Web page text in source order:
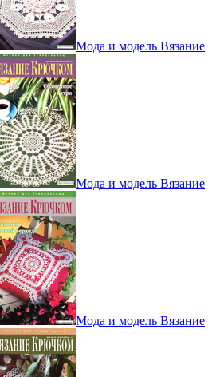
Мода и модель Вязание
Мода и модель Вязание
Мода и модель Вязание